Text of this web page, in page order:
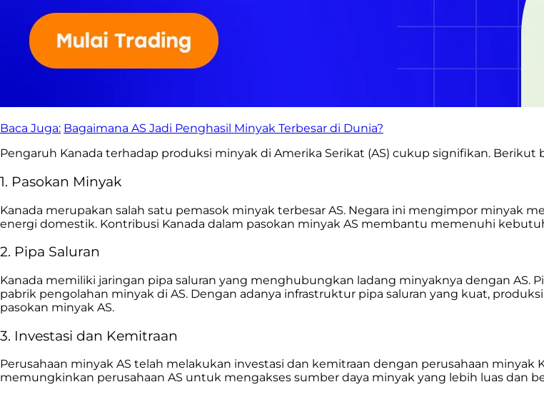
Baca Juga: Bagaimana AS Jadi Penghasil Minyak Terbesar di Dunia?
Pengaruh Kanada terhadap produksi minyak di Amerika Serikat (AS) cukup signifikan. Berikut
1. Pasokan Minyak
Kanada merupakan salah satu pemasok minyak terbesar AS. Negara ini mengimpor
energi domestik. Kontribusi Kanada dalam pasokan minyak AS membantu memenuhi
2. Pipa Saluran
Kanada memiliki jaringan pipa saluran yang menghubungkan ladang minyaknya dengan AS.
pabrik pengolahan minyak di AS. Dengan adanya infrastruktur pipa saluran yang kuat,
pasokan minyak AS.
3. Investasi dan Kemitraan
Perusahaan minyak AS telah melakukan investasi dan kemitraan dengan perusahaan minyak
memungkinkan perusahaan AS untuk mengakses sumber daya minyak yang lebih luas dan